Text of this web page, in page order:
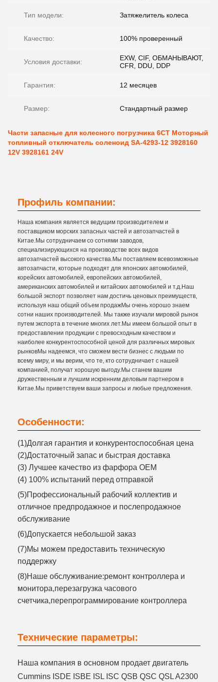
Тип модели: Затяжелитель колеса
Качество: 100% проверенный
Условия доставки:
EXW, CIF, ОБМАНЫВАЮТ,
CFR, DDU, DDP
Гарантия: 12 месяцев
Размер: Стандартный размер
Части запасные для колесного погрузчика 6CT Моторный
топливный отключатель соленоид SA-4293-12 3928160
12V 3928161 24V
Профиль компании:
Наша компания является ведущим производителем и
поставщиком морских запасных частей и автозапчастей в
Китае.Мы сотрудничаем со сотнями заводов,
специализирующихся на производстве всех видов
автозапчастей высокого качества.Мы поставляем всевозможные
автозапчасти, которые подходят для японских автомобилей,
корейских автомобилей, европейских автомобилей,
американских автомобилей и китайских автомобилей и т.д.Наш
большой экспорт позволяет нам достичь ценовых преимуществ,
используя наш общий объем продажМы очень хорошо знаем
сотни наших производителей. Мы также изучали мировой рынок
путем экспорта в течение многих лет.Мы имеем большой опыт в
предоставлении продукции с превосходным качеством и
наиболее конкурентоспособной ценой для различных мировых
рынковМы надеемся, что сможем вести бизнес с людьми по
всему миру, и мы верим, что те, кто сотрудничает с нашей
компанией, получат хорошую выгоду.Мы станем вашим
дружественным и лучшим искренним деловым партнером в
Китае.Мы приветствуем ваши запросы и любые предложения.
Особенности:
(1)Долгая гарантия и конкурентоспособная цена
(2)Достаточный запас и быстрая доставка
(3) Лучшее качество из фарфора OEM
(4) 100% испытаний перед отправкой
(5)Профессиональный рабочий коллектив и
отличное предпродажное и послепродажное
обслуживание
(6)Допускается небольшой заказ
(7)Мы можем предоставить техническую
поддержку
(8)Наше обслуживание:ремонт контроллера и
монитора,перезагрузка часового
счетчика,перепрограммирование контроллера
Технические параметры:
Наша компания в основном продает двигатель
Cummins ISDE ISBE ISL ISC QSB QSC QSL A2300